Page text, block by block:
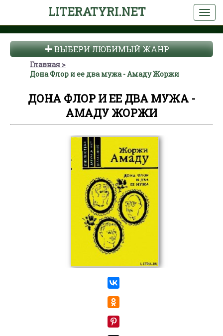
LITERATYRI.NET
ВЫБЕРИ ЛЮБИМЫЙ ЖАНР
Главная
Дона Флор и ее два мужа - Амаду Жоржи
ДОНА ФЛОР И ЕЕ ДВА МУЖА -
АМАДУ ЖОРЖИ